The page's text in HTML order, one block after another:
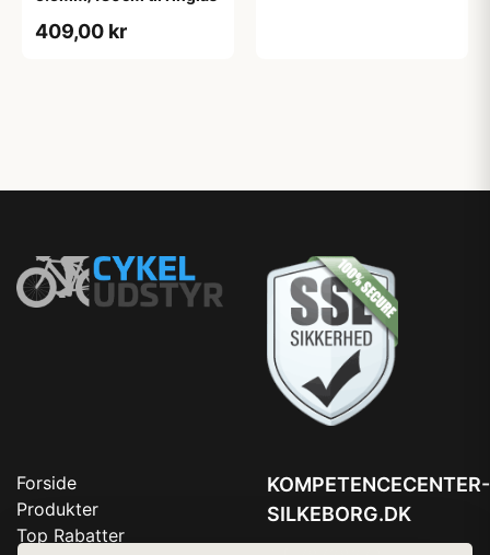
409,00 kr
Forside
Produkter
Top Rabatter
KOMPETENCECENTER-
SILKEBORG.DK